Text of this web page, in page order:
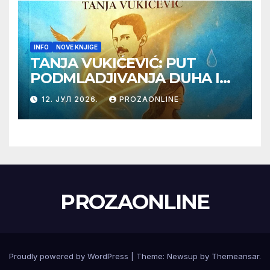
INFO NOVE KNJIGE
TANJA VUKIĆEVIĆ: PUT
PODMLADJIVANJA DUHA I
TELA SA TESLOM
12. ЈУЛ 2026. PROZAONLINE
PROZAONLINE
Proudly powered by WordPress Theme: Newsup by Themeansar.